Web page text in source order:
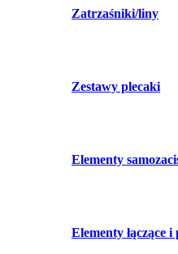
Zatrzaśniki/liny
Zestawy plecaki
Elementy
Elementy łączące